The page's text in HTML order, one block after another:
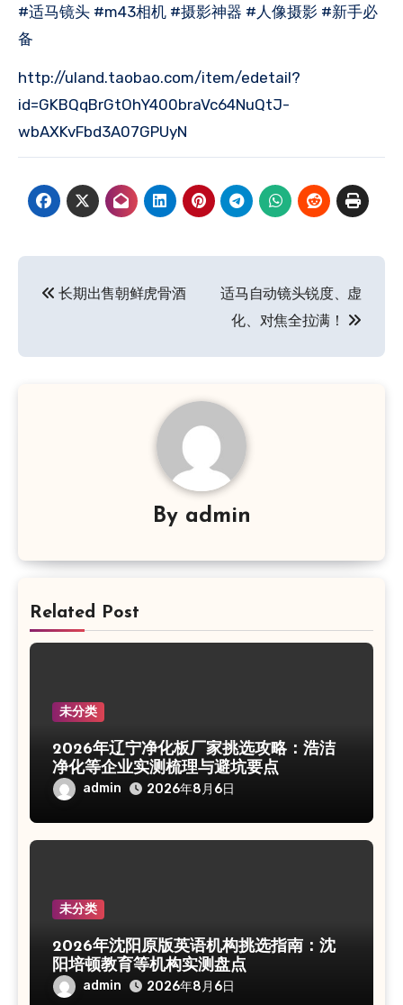
#适马镜头 #m43相机 #摄影神器 #人像摄影 #新手必
备
http://uland.taobao.com/item/edetail?
id=GKBQqBrGtOhY400braVc64NuQtJ-
wbAXKvFbd3A07GPUyN
导
长期出售朝鲜虎骨酒
适马自动镜头锐度、虚
化、对焦全拉满！
By admin
Related Post
未分类
2026年辽宁净化板厂家挑选攻略：浩洁
净化等企业实测梳理与避坑要点
admin 2026年8月6日
未分类
2026年沈阳原版英语机构挑选指南：沈
阳培顿教育等机构实测盘点
admin 2026年8月6日